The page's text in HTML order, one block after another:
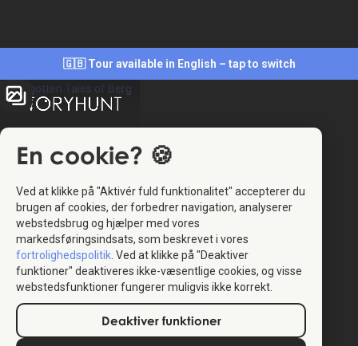
🇬🇧 Tour available in English – tap to switch
En cookie? 🍪
Ved at klikke på "Aktivér fuld funktionalitet" accepterer du
brugen af cookies, der forbedrer navigation, analyserer
webstedsbrug og hjælper med vores
markedsføringsindsats, som beskrevet i vores
fortrolighedspolitik . Ved at klikke på "Deaktiver
funktioner" deaktiveres ikke-væsentlige cookies, og visse
webstedsfunktioner fungerer muligvis ikke korrekt.
Deaktiver funktioner
4.6 (11)
StoryHunt-appen bruger din placering til at guide
dig mellem10historier.